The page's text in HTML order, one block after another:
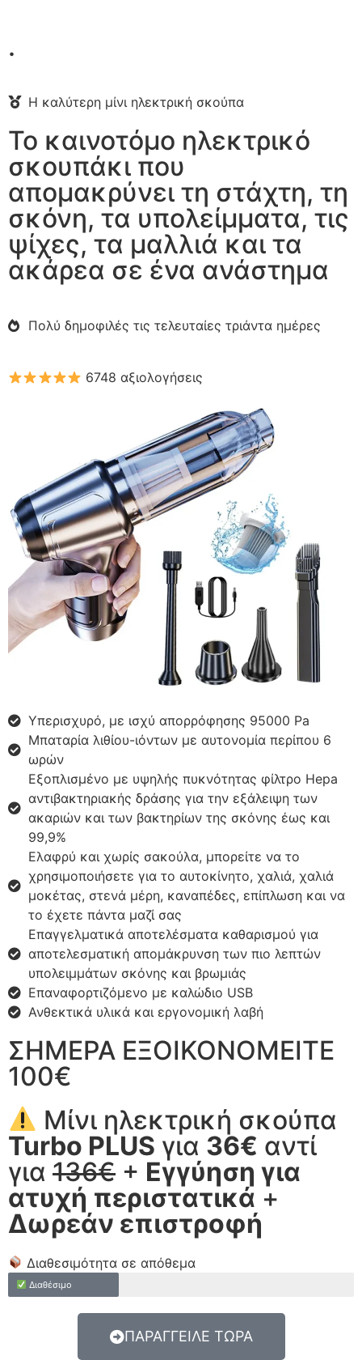
.
Η καλύτερη μίνι ηλεκτρική σκούπα
Το καινοτόμο ηλεκτρικό
σκουπάκι που
απομακρύνει τη στάχτη, τη
σκόνη, τα υπολείμματα, τις
ψίχες, τα μαλλιά και τα
ακάρεα σε ένα ανάστημα
Πολύ δημοφιλές τις τελευταίες τριάντα ημέρες
6748 αξιολογήσεις
Υπερισχυρό, με ισχύ απορρόφησης 95000 Pa
Μπαταρία λιθίου-ιόντων με αυτονομία περίπου 6
ωρών
Εξοπλισμένο με υψηλής πυκνότητας φίλτρο Hepa
αντιβακτηριακής δράσης για την εξάλειψη των
ακαριών και των βακτηρίων της σκόνης έως και
99,9%
Ελαφρύ και χωρίς σακούλα, μπορείτε να το
χρησιμοποιήσετε για το αυτοκίνητο, χαλιά, χαλιά
μοκέτας, στενά μέρη, καναπέδες, επίπλωση και να
το έχετε πάντα μαζί σας
Επαγγελματικά αποτελέσματα καθαρισμού για
αποτελεσματική απομάκρυνση των πιο λεπτών
υπολειμμάτων σκόνης και βρωμιάς
Επαναφορτιζόμενο με καλώδιο USB
Ανθεκτικά υλικά και εργονομική λαβή
ΣΗΜΕΡΑ ΕΞΟΙΚΟΝΟΜΕΙΤΕ
100€
Μίνι ηλεκτρική σκούπα
Turbo PLUS για 36€ αντί
για 136€ + Εγγύηση για
ατυχή περιστατικά +
Δωρεάν επιστροφή
Διαθεσιμότητα σε απόθεμα
Διαθέσιμο
ΠΑΡΑΓΓΕΙΛΕ ΤΩΡΑ